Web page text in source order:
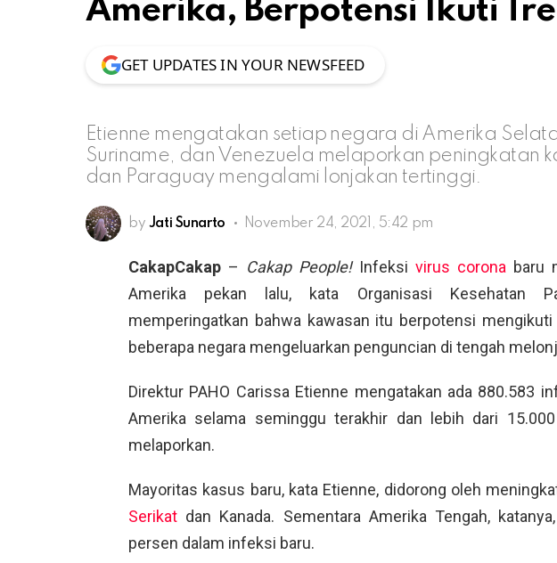
Amerika, Berpotensi Ikuti
GET UPDATES IN YOUR NEWSFEED
Etienne mengatakan setiap negara di Amerika
Suriname, dan Venezuela melaporkan peningkatan
dan Paraguay mengalami lonjakan tertinggi.
by Jati Sunarto November 24, 2021, 5:42 pm
CakapCakap – Cakap People!Infeksi virus corona baru
Amerika pekan lalu, kata Organisasi Kesehatan
memperingatkan bahwa kawasan itu berpotensi
beberapa negara mengeluarkan penguncian di tengah
Direktur PAHO Carissa Etienne mengatakan ada 880.583
Amerika selama seminggu terakhir dan lebih dari
melaporkan.
Mayoritas kasus baru, kata Etienne, didorong oleh
Serikat dan Kanada. Sementara Amerika Tengah,
persen dalam infeksi baru.